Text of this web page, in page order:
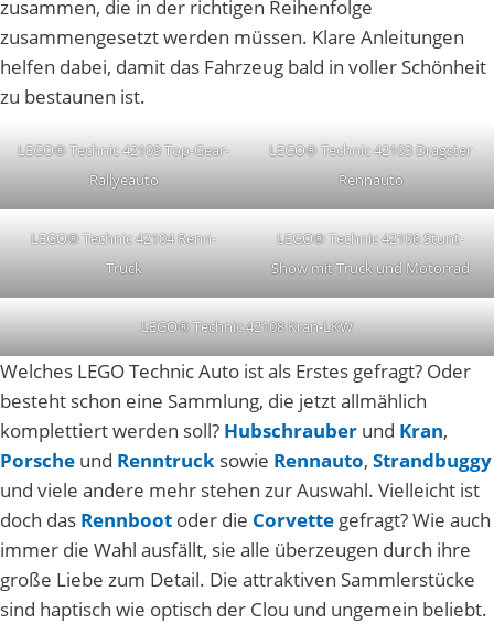
zusammen, die in der richtigen Reihenfolge
zusammengesetzt werden müssen. Klare Anleitungen
helfen dabei, damit das Fahrzeug bald in voller Schönheit
zu bestaunen ist.
LEGO® Technic 42109 Top-Gear-
Rallyeauto
LEGO® Technic 42103 Dragster
Rennauto
LEGO® Technic 42104 Renn-
Truck
LEGO® Technic 42106 Stunt-
Show mit Truck und Motorrad
LEGO® Technic 42108 Kran-LKW
Welches LEGO Technic Auto ist als Erstes gefragt? Oder
besteht schon eine Sammlung, die jetzt allmählich
komplettiert werden soll? Hubschrauber und Kran,
Porsche und Renntruck sowie Rennauto, Strandbuggy
und viele andere mehr stehen zur Auswahl. Vielleicht ist
doch das Rennboot oder die Corvette gefragt? Wie auch
immer die Wahl ausfällt, sie alle überzeugen durch ihre
große Liebe zum Detail. Die attraktiven Sammlerstücke
sind haptisch wie optisch der Clou und ungemein beliebt.